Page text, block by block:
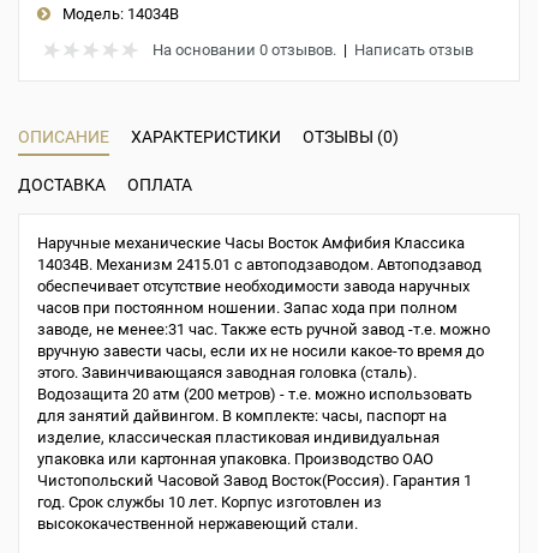
Модель: 14034B
На основании 0 отзывов. | Написать отзыв
ОПИСАНИЕ ХАРАКТЕРИСТИКИ ОТЗЫВЫ (0)
ДОСТАВКА ОПЛАТА
Наручные механические Часы Восток Амфибия Классика
14034B. Механизм 2415.01 с автоподзаводом. Автоподзавод
обеспечивает отсутствие необходимости завода наручных
часов при постоянном ношении. Запас хода при полном
заводе, не менее:31 час. Также есть ручной завод -т.е. можно
вручную завести часы, если их не носили какое-то время до
этого. Завинчивающаяся заводная головка (сталь).
Водозащита 20 атм (200 метров) - т.е. можно использовать
для занятий дайвингом. В комплекте: часы, паспорт на
изделие, классическая пластиковая индивидуальная
упаковка или картонная упаковка. Производство ОАО
Чистопольский Часовой Завод Восток(Россия). Гарантия 1
год. Срок службы 10 лет. Корпус изготовлен из
высококачественной нержавеющий стали.